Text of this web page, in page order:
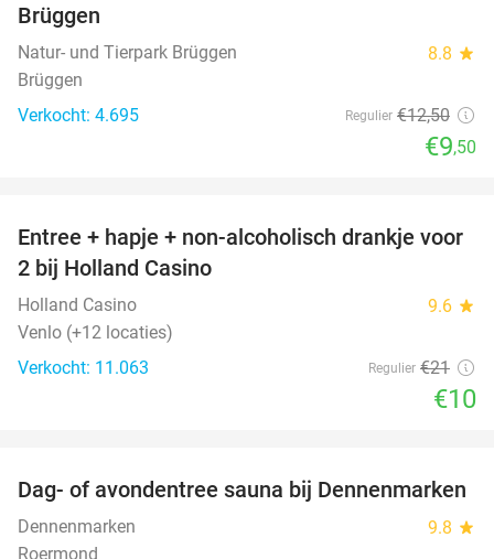
Brüggen
Natur- und Tierpark Brüggen 8.8 star
Brüggen
Verkocht: 4.695
Regulier €12,50
€9,50
52%
Entree + hapje + non-alcoholisch drankje voor
2 bij Holland Casino
Holland Casino 9.6 star
Venlo (+12 locaties)
Verkocht: 11.063
Regulier €21
€10
26%
Dag- of avondentree sauna bij Dennenmarken
Dennenmarken 9.8 star
Roermond